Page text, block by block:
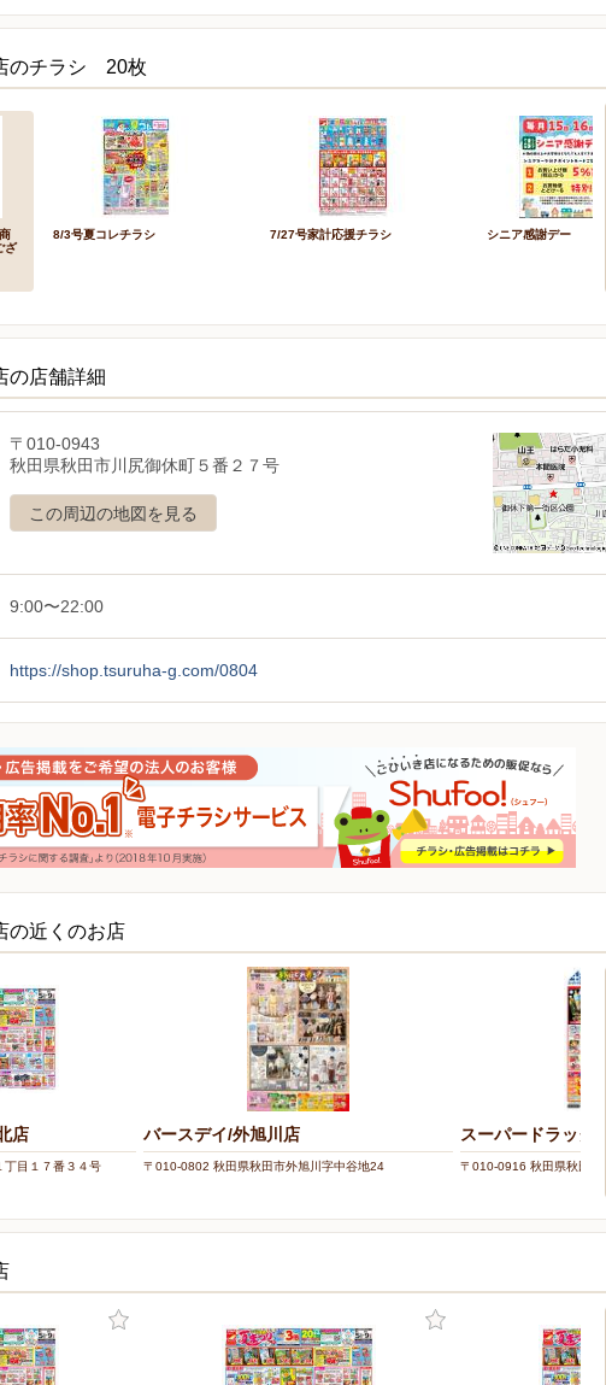
のチラシ 20枚
ざ
8/3号夏コレチラシ 7/27号家計応援チラシ シニア感謝デー
の店舗詳細
〒010-0943
秋田県秋田市川尻御休町５番２７号
この周辺の地図を見る
9:00〜22:00
https://shop.tsuruha-g.com/0804
の近くのお店
店
目１７番３４号
バースデイ/外旭川店
〒010-0802 秋田県秋田市外旭川字中谷地24
スーパードラッグ
〒010-0916 秋田県秋田市